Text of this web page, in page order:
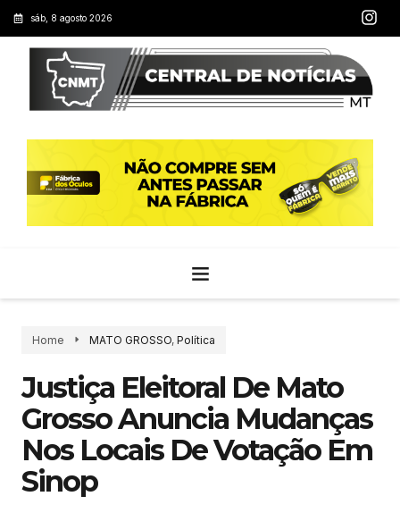
sáb, 8 agosto 2026
Home MATO GROSSO, Política
Justiça Eleitoral De Mato
Grosso Anuncia Mudanças
Nos Locais De Votação Em
Sinop